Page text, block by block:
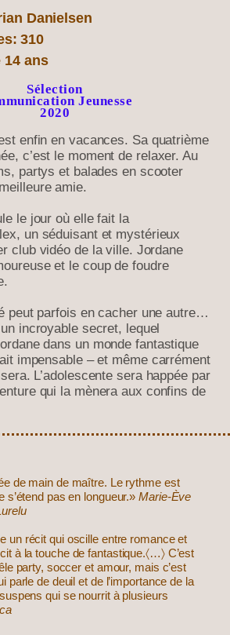
Danielsen
310
14 ans
Sélection
Jeunesse
2020
enfin en vacances. Sa quatrième
c’est le moment de relaxer. Au
partys et balades en scooter
amie.
le jour où elle fait la
un séduisant et mystérieux
club vidéo de la ville. Jordane
et le coup de foudre
peut parfois en cacher une autre…
incroyable secret, lequel
dans un monde fantastique
impensable – et même carrément
L’adolescente sera happée par
qui la mènera aux confins de
de main de maître. Le rythme est
s’étend pas en longueur.»Marie-Ève
un récit qui oscille entre romance et
à la touche de fantastique.〈…〉 C’est
party, soccer et amour, mais c’est
parle de deuil et de l’importance de la
qui se nourrit à plusieurs